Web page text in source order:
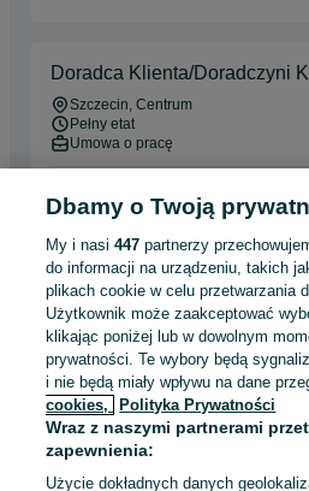
Doradca Klienta/Doradczyni
Szczecin, Centrum
Pełny etat
Umowa o pracę
Praca przy
doświadczenia!
Grupa Contrain
10 000 - 12 500 zł / mies. brutto
Szczecin, Centrum
Pełny etat
Umowa o pracę
Dbamy o Twoją
My i nasi447 partnerzy
do informacji na urządzeniu, takich
plikach cookie w celu przetwarzania
Użytkownik może zaakceptować
klikając poniżej lub w dowolnym
prywatności. Te wybory będą
i nie będą miały wpływu na dane
cookies,
Polityka Prywatności
Wraz z naszymi partnerami
zapewnienia:
Użycie dokładnych danych